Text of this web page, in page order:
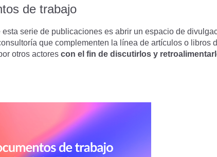
de trabajo
esta serie de publicaciones es abrir un espacio de
que complementen la línea de artículos o
otros actores con el fin de discutirlos y